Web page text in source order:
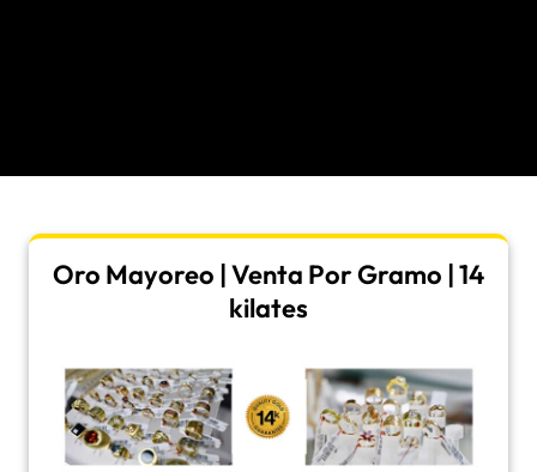
Oro Mayoreo | Venta Por Gramo | 14
kilates